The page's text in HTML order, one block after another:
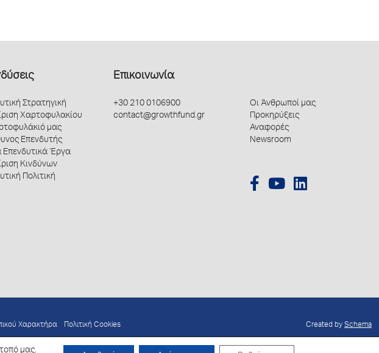
Στρατηγική
Χαρτοφυλακίου
μας
Επενδυτής
Επενδυτικά Έργα
Κινδύνων
Πολιτική
Επικοινωνία
+30 210 0106900
contact@growthfund.gr
Οι Άνθρωποί μας
Προκηρύξεις
Αναφορές
Newsroom
Χαρακτήρα Πολιτική Cookies Created by Schema
μας.